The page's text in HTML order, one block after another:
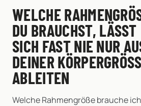
WELCHE
U BRAUCHST, LÄSST S
ICH FAST NIE NUR AUS
EINER KÖRPERGRÖSSE
LEITEN
Welche Rahmengröße brauche